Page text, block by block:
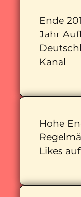
Ende
Jahr
Kanal
Hohe
Likes